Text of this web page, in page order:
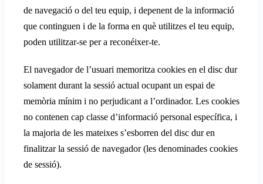
de navegació o del teu equip, i depenent de la informació
que continguen i de la forma en què utilitzes el teu equip,
poden utilitzar-se per a reconéixer-te.
El navegador de l’usuari memoritza cookies en el disc dur
solament durant la sessió actual ocupant un espai de
memòria mínim i no perjudicant a l’ordinador. Les cookies
no contenen cap classe d’informació personal específica, i
la majoria de les mateixes s’esborren del disc dur en
finalitzar la sessió de navegador (les denominades cookies
de sessió).